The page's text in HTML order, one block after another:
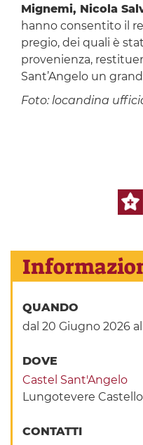
Mignemi, Nicola
hanno consentito il
pregio, dei quali è
provenienza,
Sant’Angelo un
Foto: locandina
QUANDO
dal 20 Giugno 2026
DOVE
Castel Sant'Angelo
Lungotevere
CONTATTI